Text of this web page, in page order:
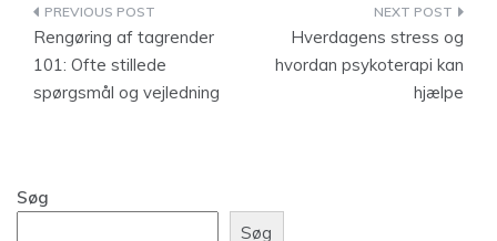
Indlægsnavigation
Rengøring af tagrender
101: Ofte stillede
spørgsmål og vejledning
Hverdagens stress og
hvordan psykoterapi kan
hjælpe
Søg
Søg